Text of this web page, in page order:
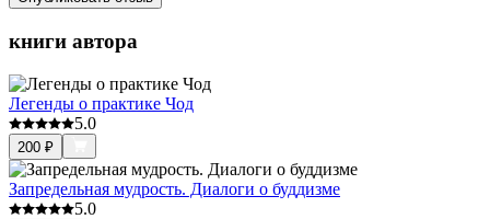
книги автора
Легенды о практике Чод
5.0
200 ₽
Запредельная мудрость. Диалоги о буддизме
5.0